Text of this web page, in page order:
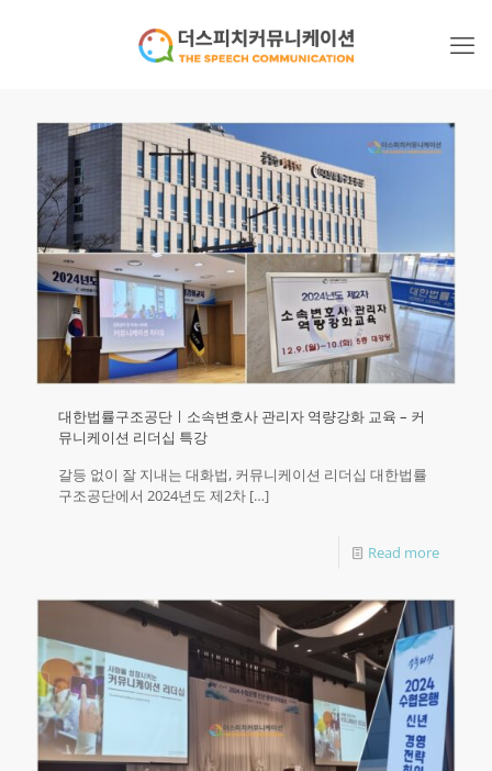
대한법률구조공단ㅣ소속변호사 관리자 역량강화 교육 – 커
뮤니케이션 리더십 특강
갈등 없이 잘 지내는 대화법, 커뮤니케이션 리더십 대한법률
구조공단에서 2024년도 제2차 […]
Read more